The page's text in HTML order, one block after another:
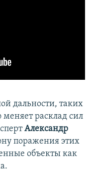
дальности, таких
меняет расклад сил
Александр
поражения этих
объекты как